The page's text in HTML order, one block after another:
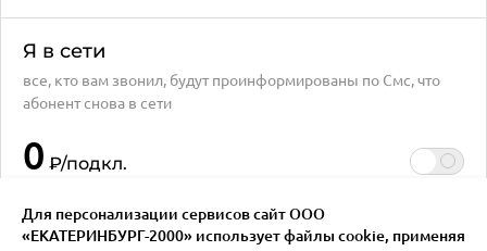
Я в сети
все, кто вам звонил, будут проинформированы по Смс, что
абонент снова в сети
0 ₽/подкл.
Для персонализации сервисов сайт ООО
«ЕКАТЕРИНБУРГ-2000» использует файлы сookie, применяя